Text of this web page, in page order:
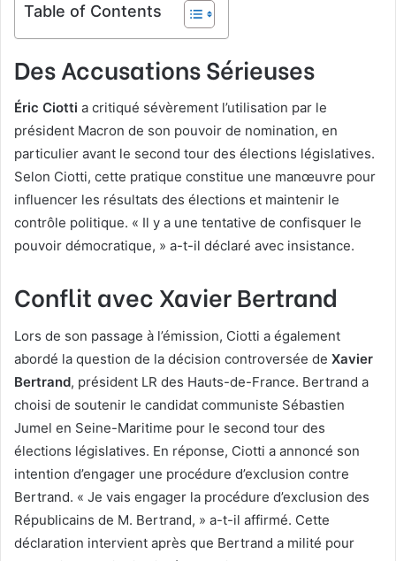
Table of Contents
Des Accusations Sérieuses
Éric Ciotti a critiqué sévèrement l’utilisation par le
président Macron de son pouvoir de nomination, en
particulier avant le second tour des élections législatives.
Selon Ciotti, cette pratique constitue une manœuvre pour
influencer les résultats des élections et maintenir le
contrôle politique. « Il y a une tentative de confisquer le
pouvoir démocratique, » a-t-il déclaré avec insistance.
Conflit avec Xavier Bertrand
Lors de son passage à l’émission, Ciotti a également
abordé la question de la décision controversée de Xavier
Bertrand, président LR des Hauts-de-France. Bertrand a
choisi de soutenir le candidat communiste Sébastien
Jumel en Seine-Maritime pour le second tour des
élections législatives. En réponse, Ciotti a annoncé son
intention d’engager une procédure d’exclusion contre
Bertrand. « Je vais engager la procédure d’exclusion des
Républicains de M. Bertrand, » a-t-il affirmé. Cette
déclaration intervient après que Bertrand a milité pour